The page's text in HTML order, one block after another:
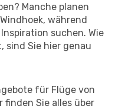
Manche planen
während
suchen. Wie
sind Sie hier genau
für Flüge von
finden Sie alles über